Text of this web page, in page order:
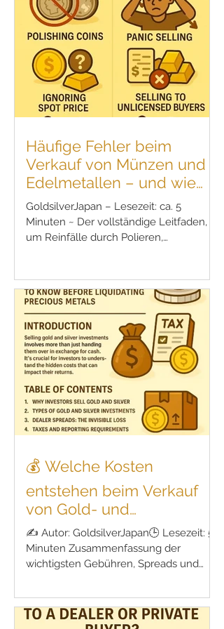
Häufige Fehler beim
Verkauf von Münzen und
Edelmetallen – und wie
man sie vermeidet
GoldsilverJapan – Lesezeit: ca. 5
Minuten ~ Der vollständige Leitfaden,
um Reinfälle durch Polieren,
Verkauf von Gold- oder Silbermünzen
sowie Barren ist ein wichtiger Schritt zur
Liquidierung von Vermögenswerten.
Gerade Einsteiger machen jedoch oft
kostspielige Fehler – aus Unwissen
oder Hektik. In diesem Artikel zeigen wir
dir die häufigsten Fallstricke beim
Edelmetallverkauf und wie du sie
umgehen kannst. Warum
💰 Welche Kosten
entstehen beim Verkauf
von Gold- und
Silberanlagen?
✍️ Autor: GoldsilverJapan🕒 Lesezeit: 5
Minuten Zusammenfassung der
wichtigsten Gebühren, Spreads und
nicht kostenlos Investitionen in Gold